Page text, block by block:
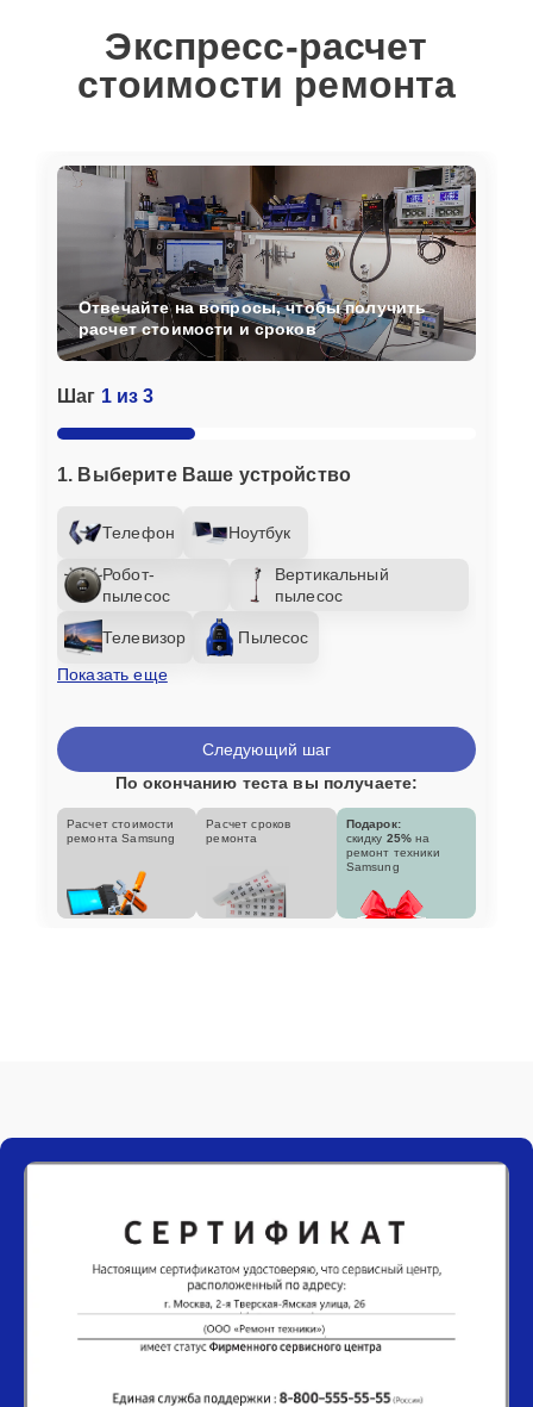
Экспресс-расчет
стоимости ремонта
Шаг 1 из 3
1. Выберите Ваше устройство
Телефон Ноутбук
Робот-
пылесос
Вертикальный
пылесос
Телевизор
Пылесос
Показать еще
Отвечайте на вопросы, чтобы получить
расчет стоимости и сроков
Следующий шаг
По окончанию теста вы получаете:
Расчет стоимости
ремонта Samsung
Расчет сроков
ремонта
Подарок:
скидку 25% на
ремонт техники
Samsung